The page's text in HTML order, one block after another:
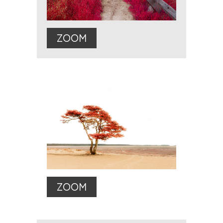
ZOOM
ZOOM